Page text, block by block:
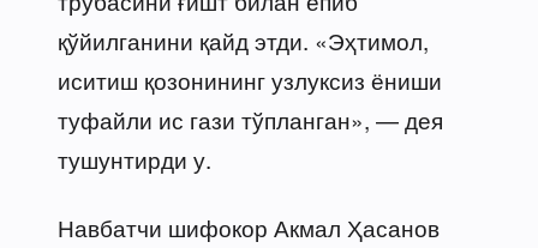
қўйилганини қайд этди. «Эҳтимол,
иситиш қозонининг узлуксиз ёниши
туфайли ис гази тўпланган», — дея
тушунтирди у.
Навбатчи шифокор Акмал Ҳасанов